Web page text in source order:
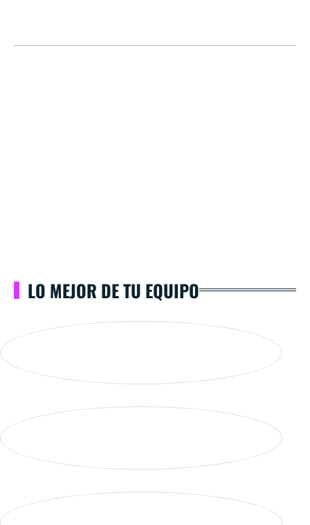
LO MEJOR DE TU EQUIPO